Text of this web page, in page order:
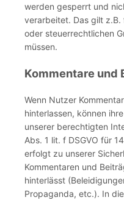
werden gesperrt und
verarbeitet. Das gilt
oder steuerrechtlichen
müssen.
Kommentare und
Wenn Nutzer
hinterlassen, können
unserer berechtigten
Abs. 1 lit. f DSGVO für
erfolgt zu unserer
Kommentaren und
hinterlässt
Propaganda, etc.). In